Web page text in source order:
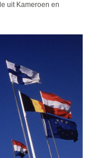
uit Kameroen en